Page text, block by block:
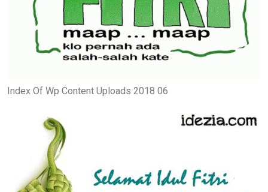
Index Of Wp Content Uploads 2018 06